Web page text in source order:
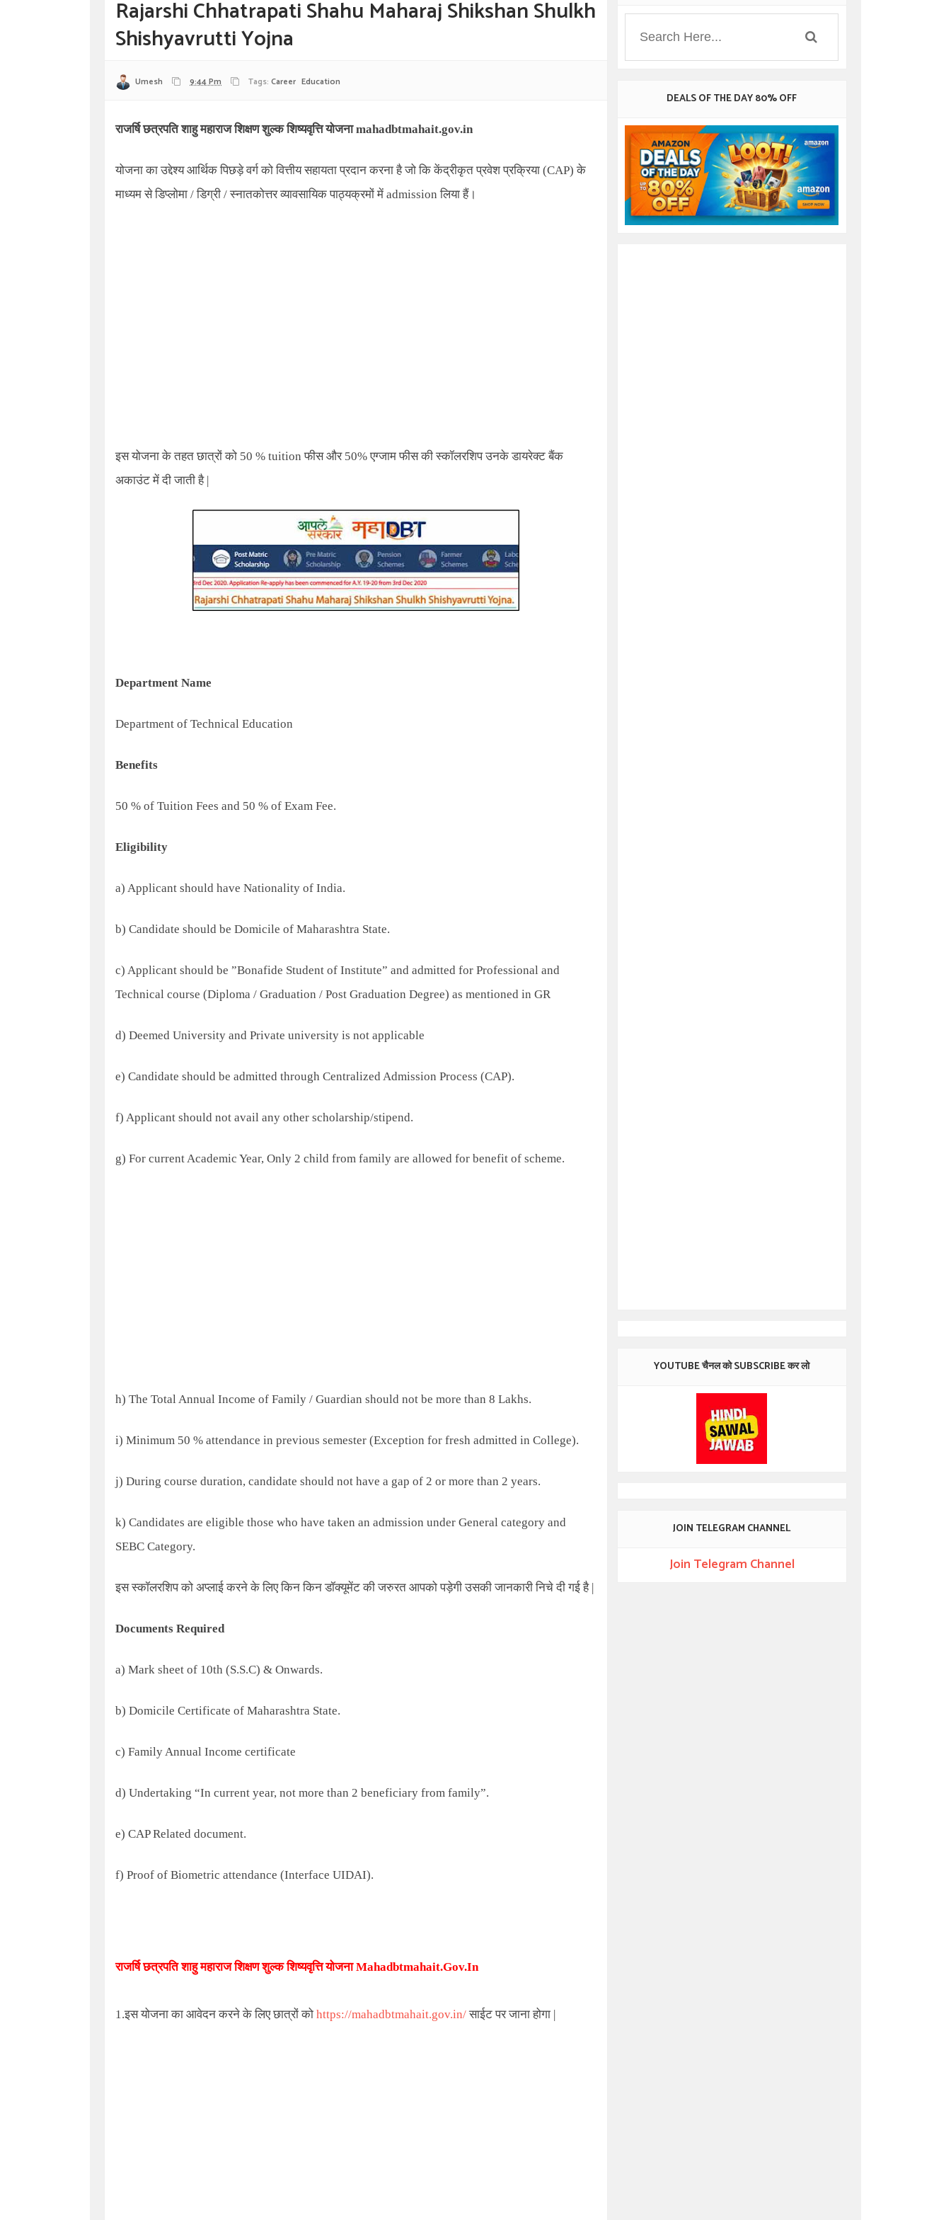
Rajarshi Chhatrapati Shahu Maharaj Shikshan Shulkh
Shishyavrutti Yojna
Umesh 9:44 Pm Tags: Career Education
राजर्षि छत्रपति शाहु महाराज शिक्षण शुल्क शिष्यवृत्ति योजनाmahadbtmahait.gov.in
योजना का उद्देश्य आर्थिक पिछड़े वर्ग को वित्तीय सहायता प्रदान करना है जो कि केंद्रीकृत प्रवेश प्रक्रिया (CAP)के
माध्यम से डिप्लोमा / डिग्री / स्नातकोत्तर व्यावसायिक पाठ्यक्रमों में admission लिया हैं।
इस योजना के तहत छात्रों को 50 % tuition फीस और 50% एग्जाम फीस की स्कॉलरशिप उनके डायरेक्ट बैंक
अकाउंट में दी जाती है |
Department Name
Department of Technical Education
Benefits
50 % of Tuition Fees and 50 % of Exam Fee.
Eligibility
a) Applicant should have Nationality of India.
b) Candidate should be Domicile of Maharashtra State.
c) Applicant should be ”Bonafide Student of Institute” and admitted for Professional and
Technical course (Diploma / Graduation / Post Graduation Degree) as mentioned in GR
d) Deemed University and Private university is not applicable
e) Candidate should be admitted through Centralized Admission Process (CAP).
f) Applicant should not avail any other scholarship/stipend.
g) For current Academic Year, Only 2 child from family are allowed for benefit of scheme.
h) The Total Annual Income of Family / Guardian should not be more than 8 Lakhs.
i) Minimum 50 % attendance in previous semester (Exception for fresh admitted in College).
j) During course duration, candidate should not have a gap of 2 or more than 2 years.
k) Candidates are eligible those who have taken an admission under General category and
SEBC Category.
इस स्कॉलरशिप को अप्लाई करने के लिए किन किन डॉक्यूमेंट की जरुरत आपको पड़ेगी उसकी जानकारी निचे दी गई है |
Documents Required
a) Mark sheet of 10th (S.S.C) & Onwards.
b) Domicile Certificate of Maharashtra State.
c) Family Annual Income certificate
d) Undertaking “In current year, not more than 2 beneficiary from family”.
e) CAP Related document.
f) Proof of Biometric attendance (Interface UIDAI).
राजर्षि छत्रपति शाहु महाराज शिक्षण शुल्क शिष्यवृत्ति योजनाMahadbtmahait.gov.in
1.इस योजना का आवेदन करने के लिए छात्रों को https://mahadbtmahait.gov.in/साईट पर जाना होगा |
DEALS OF THE DAY 80% OFF
YOUTUBE चैनल को SUBSCRIBE कर लो
JOIN TELEGRAM CHANNEL
Join Telegram Channel